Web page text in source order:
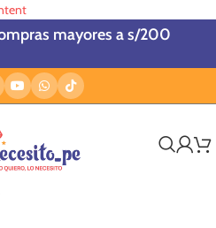
mayores a s/200